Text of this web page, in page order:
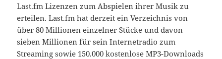
Last.fm Lizenzen zum Abspielen ihrer Musik zu
erteilen. Last.fm hat derzeit ein Verzeichnis von
über 80 Millionen einzelner Stücke und davon
sieben Millionen für sein Internetradio zum
Streaming sowie 150.000 kostenlose MP3-Downloads